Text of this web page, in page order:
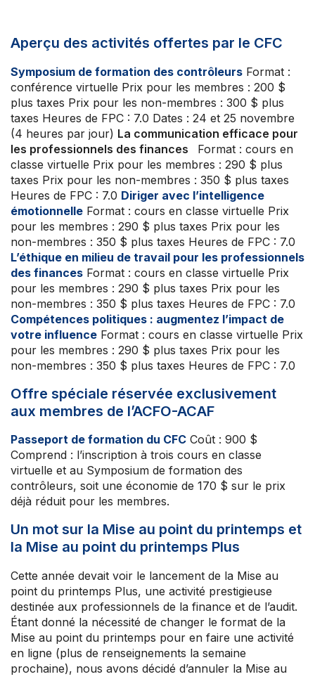
Aperçu des activités offertes par le CFC
Symposium de formation des contrôleurs Format :
conférence virtuelle Prix pour les membres : 200 $
plus taxes Prix pour les non-membres : 300 $ plus
taxes Heures de FPC : 7.0 Dates : 24 et 25 novembre
(4 heures par jour) La communication efficace pour
les professionnels des finances
Format : cours en
classe virtuelle Prix pour les membres : 290 $ plus
taxes Prix pour les non-membres : 350 $ plus taxes
Heures de FPC : 7.0 Diriger avec l’intelligence
émotionnelle Format : cours en classe virtuelle Prix
pour les membres : 290 $ plus taxes Prix pour les
non-membres : 350 $ plus taxes Heures de FPC : 7.0
L’éthique en milieu de travail pour les professionnels
des finances Format : cours en classe virtuelle Prix
pour les membres : 290 $ plus taxes Prix pour les
non-membres : 350 $ plus taxes Heures de FPC : 7.0
Compétences politiques : augmentez l’impact de
votre influence Format : cours en classe virtuelle Prix
pour les membres : 290 $ plus taxes Prix pour les
non-membres : 350 $ plus taxes Heures de FPC : 7.0
Offre spéciale réservée exclusivement
aux membres de l’ACFO-ACAF
Passeport de formation du CFC Coût : 900 $
Comprend : l’inscription à trois cours en classe
virtuelle et au Symposium de formation des
contrôleurs, soit une économie de 170 $ sur le prix
déjà réduit pour les membres.
Un mot sur la Mise au point du printemps et
la Mise au point du printemps Plus
Cette année devait voir le lancement de la Mise au
point du printemps Plus, une activité prestigieuse
destinée aux professionnels de la finance et de l’audit.
Étant donné la nécessité de changer le format de la
Mise au point du printemps pour en faire une activité
en ligne (plus de renseignements la semaine
prochaine), nous avons décidé d’annuler la Mise au